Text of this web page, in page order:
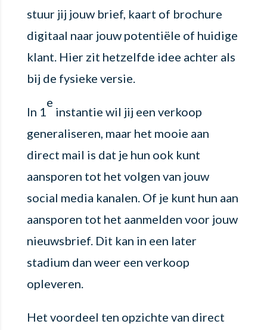
stuur jij jouw brief, kaart of brochure
digitaal naar jouw potentiële of huidige
klant. Hier zit hetzelfde idee achter als
bij de fysieke versie.
In 1
e
instantie wil jij een verkoop
generaliseren, maar het mooie aan
direct mail is dat je hun ook kunt
aansporen tot het volgen van jouw
social media kanalen. Of je kunt hun aan
aansporen tot het aanmelden voor jouw
nieuwsbrief. Dit kan in een later
stadium dan weer een verkoop
opleveren.
Het voordeel ten opzichte van direct